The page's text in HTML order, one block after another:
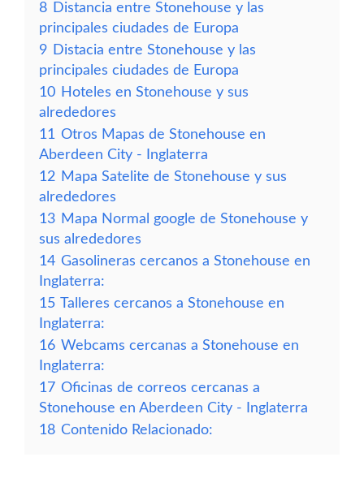
8 Distancia entre Stonehouse y las
principales ciudades de Europa
9 Distacia entre Stonehouse y las
principales ciudades de Europa
10 Hoteles en Stonehouse y sus
alrededores
11 Otros Mapas de Stonehouse en
Aberdeen City - Inglaterra
12 Mapa Satelite de Stonehouse y sus
alrededores
13 Mapa Normal google de Stonehouse y
sus alrededores
14 Gasolineras cercanos a Stonehouse en
Inglaterra:
15 Talleres cercanos a Stonehouse en
Inglaterra:
16 Webcams cercanas a Stonehouse en
Inglaterra:
17 Oficinas de correos cercanas a
Stonehouse en Aberdeen City - Inglaterra
18 Contenido Relacionado: